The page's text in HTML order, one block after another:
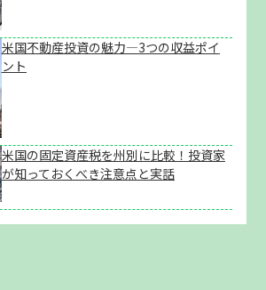
米国不動産投資の魅力―3つの収益ポイ
ント
米国の固定資産税を州別に比較！投資家
が知っておくべき注意点と実話